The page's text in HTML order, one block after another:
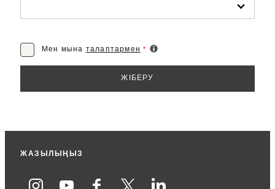
Мен мына талаптармен *
ЖАЗЫЛЫҢЫЗ